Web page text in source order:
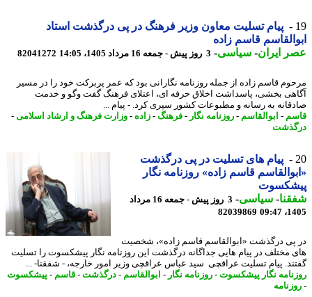
پیام تسلیت معاون وزیر فرهنگ در پی درگذشت استاد
قاسم زاده
ایران- سیاسی-3 روز پیش - جمعه 16 مرداد 1405، 14:05 82041272
قاسم زاده از جمله روزنامه نگارانی بود که عمر پربرکت خود را در مسیر
بخشی، پاسداشت اخلاق حرفه ای، اعتلای فرهنگ گفت وگو و خدمت
به رسانه و مطبوعات کشور سپری کرد. - پیام ...
-ابوالقاسم-روزنامه نگار -فرهنگ -زاده - وزارت فرهنگ و ارشاد اسلامی-
پیام های تسلیت در پی درگذشت
قاسم زاده» روزنامه نگار
-سیاسی-
3 روز پیش - جمعه 16 مرداد
82039869
درگذشت «ابوالقاسم قاسم زاده»، شخصیت
مختلف در پیام هایی جداگانه درگذشت این روزنامه نگار پیشکسوت را تسلیت
پیام تسلیت عراقچی سید عباس عراقچی وزیر امور خارجه، - شفقنا- ...
نگار پیشکسوت-روزنامه نگار -ابوالقاسم-درگذشت-قاسم-پیشکسوت